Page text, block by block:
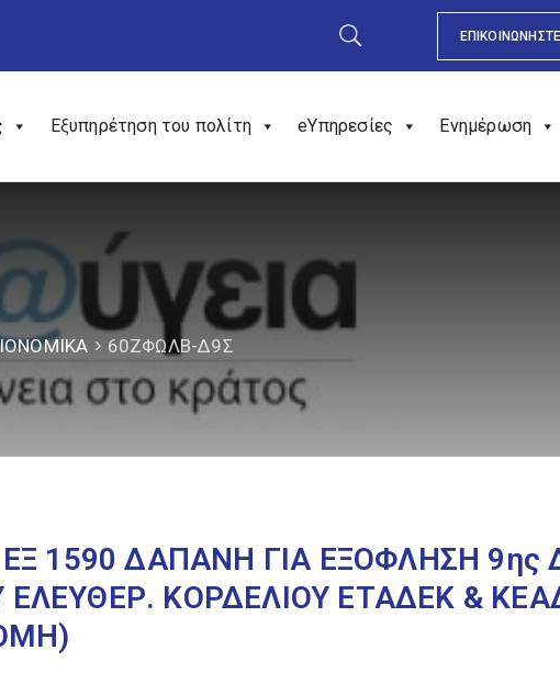
Εξυπηρέτηση του πολίτη eΥπηρεσίες Ενημέρωση
60ΖΦΩΛΒ-Δ9Σ
1590 ΔΑΠΑΝΗ ΓΙΑ ΕΞΟΦΛΗΣΗ 9ης
ΚΟΡΔΕΛΙΟΥ ΕΤΑΔΕΚ &